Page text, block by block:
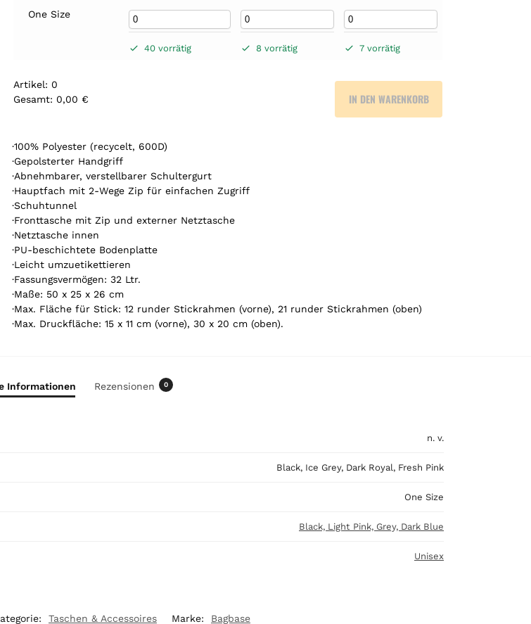
One Size
40 vorrätig 8 vorrätig 7 vorrätig
Artikel: 0
Gesamt: 0,00 €
r
t
i
k
e
l
.
Y
o
u
r
t
o
s
IN DEN WARENKORB
·100% Polyester (recycelt, 600D)
·Gepolsterter Handgriff
·Abnehmbarer, verstellbarer Schultergurt
·Hauptfach mit 2-Wege Zip für einfachen Zugriff
·Schuhtunnel
·Fronttasche mit Zip und externer Netztasche
·Netztasche innen
·PU-beschichtete Bodenplatte
·Leicht umzuetikettieren
·Fassungsvermögen: 32 Ltr.
·Maße: 50 x 25 x 26 cm
·Max. Fläche für Stick: 12 runder Stickrahmen (vorne), 21 runder Stickrahmen (oben)
·Max. Druckfläche: 15 x 11 cm (vorne), 30 x 20 cm (oben).
Informationen Rezensionen 0
n. v.
Black, Ice Grey, Dark Royal, Fresh Pink
One Size
Black, Light Pink, Grey, Dark Blue
Unisex
Taschen & Accessoires Marke: Bagbase